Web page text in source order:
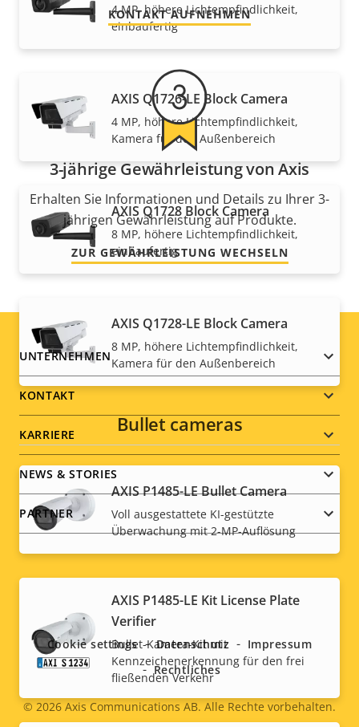
4 MP, höhere Lichtempfindlichkeit,
einbaufertig
AXIS Q1726-LE Block Camera
4 MP, höhere Lichtempfindlichkeit,
Kamera für den Außenbereich
AXIS Q1728 Block Camera
8 MP, höhere Lichtempfindlichkeit,
einbaufertig
AXIS Q1728-LE Block Camera
8 MP, höhere Lichtempfindlichkeit,
Kamera für den Außenbereich
Bullet cameras
AXIS P1485-LE Bullet Camera
Voll ausgestattete KI-gestützte
Überwachung mit 2-MP-Auflösung
AXIS P1485-LE Kit License Plate
Verifier
Bullet-Kamera-Kit mit
Kennzeichenerkennung für den frei
fließenden Verkehr
KONTAKT AUFNEHMEN
3-jährige Gewährleistung von Axis
Erhalten Sie Informationen und Details zu Ihrer 3-
jährigen Gewährleistung auf Produkte.
ZUR GEWÄHRLEISTUNG WECHSELN
Footer
menu
UNTERNEHMEN
KONTAKT
KARRIERE
NEWS & STORIES
PARTNER
Social
menu
© 2026 Axis Communications AB. Alle Rechte vorbehalten.
Cookie settings Datenschutz
Impressum
Rechtliches